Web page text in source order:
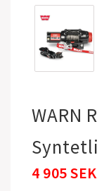
WARN
4 905 SEK